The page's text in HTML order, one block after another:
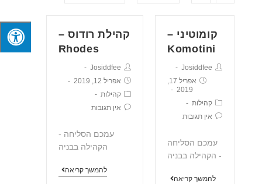
קומוטיני –
Komotini
Josiddfee
אפריל 17,
2019
קהילות
אין תגובות
עמכם הסליחה
- הקהילה בבניה
להמשך קריאה
קהילת רודוס –
Rhodes
Josiddfee
אפריל 12, 2019
קהילות
אין תגובות
עמכם הסליחה -
הקהילה בבניה
להמשך קריאה